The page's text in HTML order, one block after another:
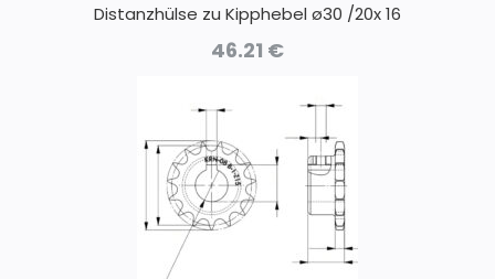
Distanzhülse zu Kipphebel ø30 /20x 16
46.21 €